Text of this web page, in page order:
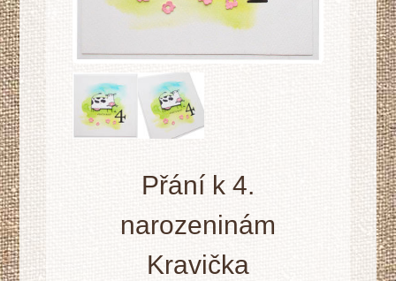
Přání k 4.
narozeninám
Kravička